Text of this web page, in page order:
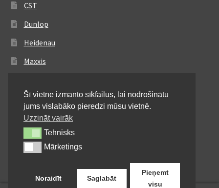
CST
Dunlop
Heidenau
Maxxis
Michelin
Mitas
Pirelli
Shinko
Šī vietne izmanto sīkfailus, lai nodrošinātu
jums vislabāko pieredzi mūsu vietnē.
Uzzināt vairāk
TehnisksTehnisks
MārketingsMārketings
Noraidīt Saglabāt
Pieņemt
visu